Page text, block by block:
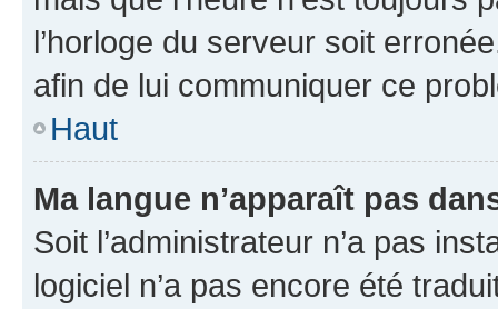
l’horloge du serveur soit
afin de lui communiquer ce
Haut
Ma langue n’apparaît pas
Soit l’administrateur n’a pas
logiciel n’a pas encore été